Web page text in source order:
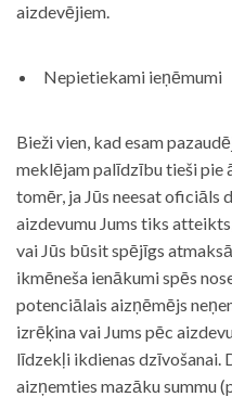
aizdevējiem.
Nepietiekami ieņēmumi
Bieži vien, kad esam
meklējam palīdzību tieši pie
tomēr, ja Jūs neesat oficiāls
aizdevumu Jums tiks
vai Jūs būsit spējīgs
ikmēneša ienākumi spēs
potenciālais aizņēmējs
izrēķina vai Jums pēc
līdzekļi ikdienas dzīvošanai.
aizņemties mazāku summu